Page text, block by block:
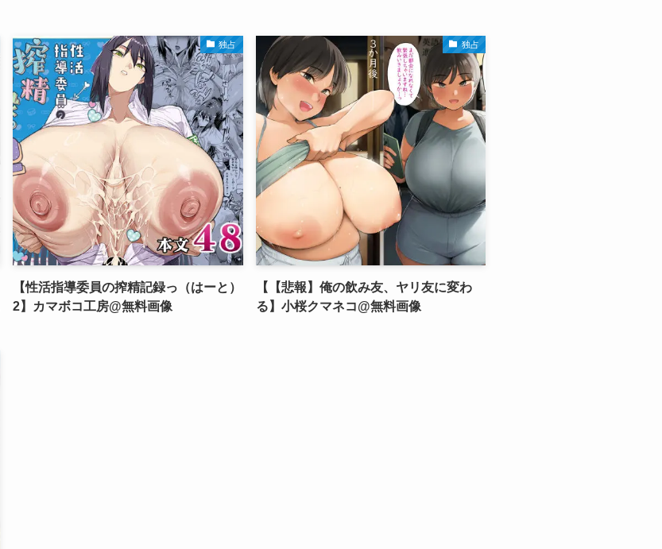
独占
【性活指導委員の搾精記録っ（はーと）
2】カマボコ工房@無料画像
独占
【【悲報】俺の飲み友、ヤリ友に変わ
る】小桜クマネコ@無料画像